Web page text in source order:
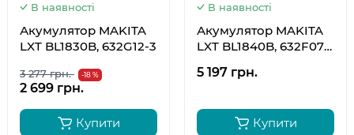
В наявності
Акумулятор MAKITA
LXT BL1830B, 632G12-3
3 277 грн. -18 %
2 699 грн.
Купити
В наявності
Акумулятор MAKITA
LXT BL1840B, 632F07-
5 197 грн.
Купити